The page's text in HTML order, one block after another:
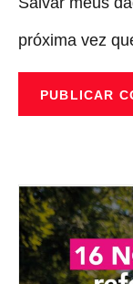
próxima vez